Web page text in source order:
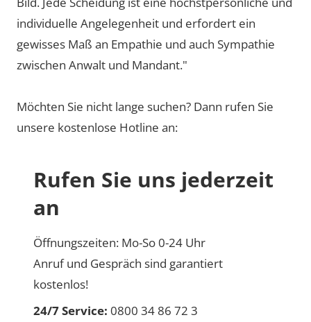
individuelle Angelegenheit und erfordert ein
gewisses Maß an Empathie und auch Sympathie
zwischen Anwalt und Mandant."
Möchten Sie nicht lange suchen? Dann rufen Sie
unsere kostenlose Hotline an:
Rufen Sie uns jederzeit
an
Öffnungszeiten: Mo-So 0-24 Uhr
Anruf und Gespräch sind garantiert
kostenlos!
24/7 Service: 0800 34 86 72 3